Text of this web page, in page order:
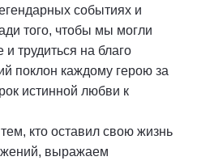
событиях и
того, чтобы мы могли
трудиться на благо
поклон каждому герою за
истинной любви к
кто оставил свою жизнь
выражаем